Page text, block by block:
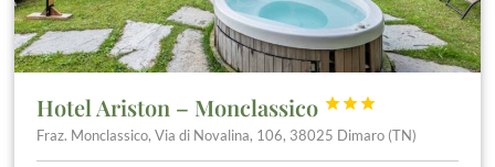
Hotel Ariston – Monclassico 


Fraz. Monclassico, Via di Novalina, 106, 38025 Dimaro (TN)